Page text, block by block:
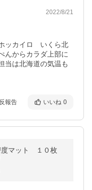
2022/8/21
ッカイロ　いくら北
んからカラダ上部に
当は北海道の気温も
報告 いいね 0
マット １０枚